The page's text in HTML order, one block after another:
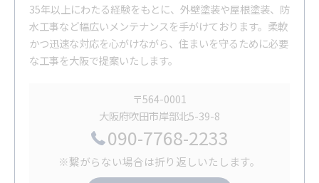
35年以上にわたる経験をもとに、外壁塗装や屋根塗装、防
水工事など幅広いメンテナンスを手がけております。柔軟
かつ迅速な対応を心がけながら、住まいを守るために必要
な工事を大阪で提案いたします。
〒564-0001
大阪府吹田市岸部北5-39-8
090-7768-2233
※繋がらない場合は折り返しいたします。